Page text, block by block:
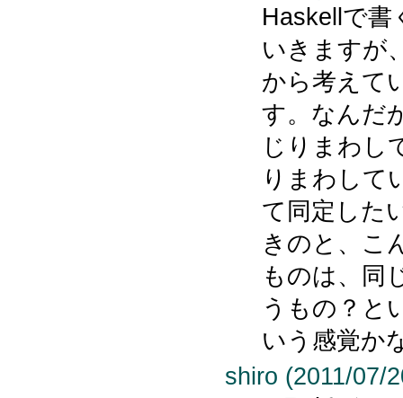
Haskellで書
いきますが
から考えて
す。なんだ
じりまわし
りまわして
て同定した
きのと、こ
ものは、同
うもの？と
いう感覚か
shiro (2011/07/